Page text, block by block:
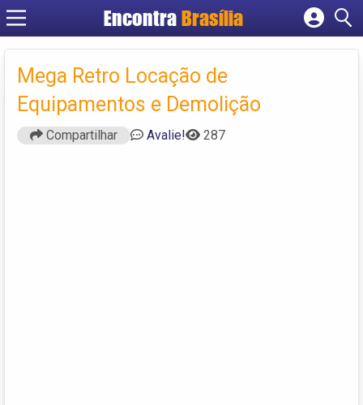
EncontraBrasília
Cadastrar empresa
Fazer login
Criar conta
Mega Retro Locação de
Equipamentos e Demolição
Compartilhar Avalie! 287